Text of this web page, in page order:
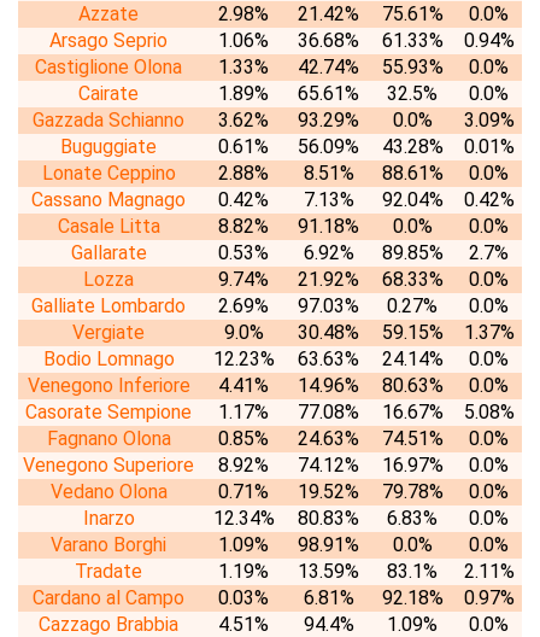
Azzate
2.98% 21.42% 75.61%
0.0%
Arsago Seprio
1.06% 36.68% 61.33%
0.94%
Castiglione Olona
1.33% 42.74% 55.93%
0.0%
Cairate
1.89% 65.61% 32.5%
0.0%
Gazzada Schianno
3.62% 93.29% 0.0%
3.09%
Buguggiate
0.61% 56.09% 43.28%
0.01%
Lonate Ceppino
2.88% 8.51% 88.61%
0.0%
Cassano Magnago
0.42% 7.13% 92.04%
0.42%
Casale Litta
8.82% 91.18% 0.0%
0.0%
Gallarate
0.53% 6.92% 89.85%
2.7%
Lozza
9.74% 21.92% 68.33%
0.0%
Galliate Lombardo
2.69% 97.03% 0.27%
0.0%
Vergiate
9.0% 30.48% 59.15%
1.37%
Bodio Lomnago
12.23% 63.63% 24.14%
0.0%
Venegono Inferiore
4.41% 14.96% 80.63%
0.0%
Casorate Sempione
1.17% 77.08% 16.67%
5.08%
Fagnano Olona
0.85% 24.63% 74.51%
0.0%
Venegono Superiore
8.92% 74.12% 16.97%
0.0%
Vedano Olona
0.71% 19.52% 79.78%
0.0%
Inarzo
12.34% 80.83% 6.83%
0.0%
Varano Borghi
1.09% 98.91% 0.0%
0.0%
Tradate
1.19% 13.59% 83.1%
2.11%
Cardano al Campo
0.03% 6.81% 92.18%
0.97%
Cazzago Brabbia
4.51% 94.4% 1.09%
0.0%